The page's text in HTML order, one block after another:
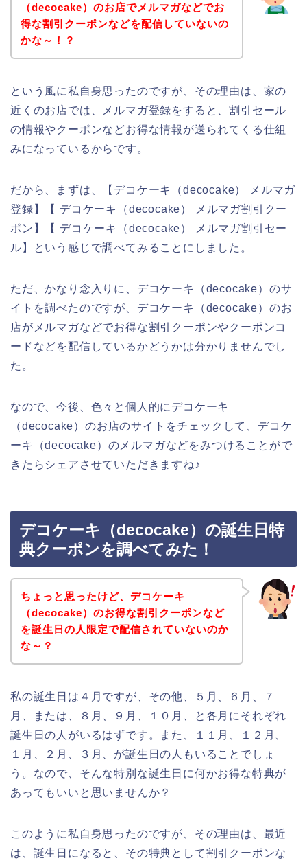
（decocake）のお店でメルマガなどでお
得な割引クーポンなどを配信していないの
かな～！？
という風に私自身思ったのですが、その理由は、家の
近くのお店では、メルマガ登録をすると、割引セール
の情報やクーポンなどお得な情報が送られてくる仕組
みになっているからです。
だから、まずは、【デコケーキ（decocake） メルマガ
登録】【 デコケーキ（decocake） メルマガ割引クー
ポン】【 デコケーキ（decocake） メルマガ割引セー
ル】という感じで調べてみることにしました。
ただ、かなり念入りに、デコケーキ（decocake）のサ
イトを調べたのですが、デコケーキ（decocake）のお
店がメルマガなどでお得な割引クーポンやクーポンコ
ードなどを配信しているかどうかは分かりませんでし
た。
なので、今後、色々と個人的にデコケーキ
（decocake）のお店のサイトをチェックして、デコケ
ーキ（decocake）のメルマガなどをみつけることがで
きたらシェアさせていただきますね♪
デコケーキ（decocake）の誕生日特
典クーポンを調べてみた！
ちょっと思ったけど、デコケーキ
（decocake）のお得な割引クーポンなど
を誕生日の人限定で配信されていないのか
な～？
私の誕生日は４月ですが、その他、５月、６月、７
月、または、８月、９月、１０月、と各月にそれぞれ
誕生日の人がいるはずです。また、１１月、１２月、
１月、２月、３月、が誕生日の人もいることでしょ
う。なので、そんな特別な誕生日に何かお得な特典が
あってもいいと思いませんか？
このように私自身思ったのですが、その理由は、最近
は、誕生日になると、その特典として割引クーポンな